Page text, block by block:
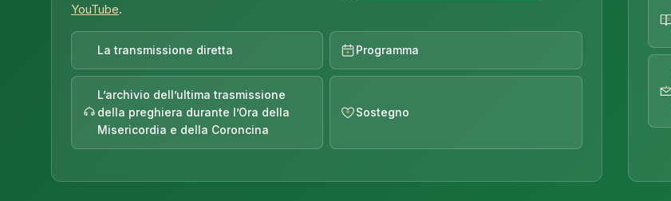
YouTube.
La transmissione diretta Programma
L’archivio dell’ultima trasmissione
della preghiera durante l’Ora della
Misericordia e della Coroncina
Sostegno